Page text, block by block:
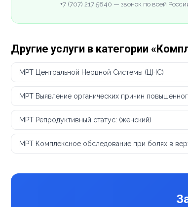
+7 (707) 217 5840 — звонок по всей
Другие услуги в категории
МРТ Центральной Нервной Системы (ЦНС)
МРТ Выявление органических причин
МРТ Репродуктивный статус: (женский)
МРТ Комплексное обследование при болях в